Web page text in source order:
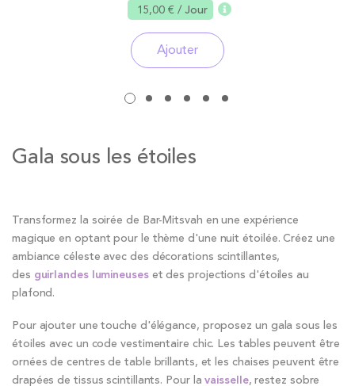
15,00 €/ Jour
Ajouter
Gala sous les étoiles
Transformez la soirée de Bar-Mitsvah en une expérience
magique en optant pour le thème d'une nuit étoilée. Créez une
ambiance céleste avec des décorations scintillantes,
des guirlandes lumineuseset des projections d'étoiles au
plafond.
Pour ajouter une touche d'élégance, proposez un gala sous les
étoiles avec un code vestimentaire chic. Les tables peuvent être
ornées de centres de table brillants, et les chaises peuvent être
drapées de tissus scintillants. Pour lavaisselle, restez sobre